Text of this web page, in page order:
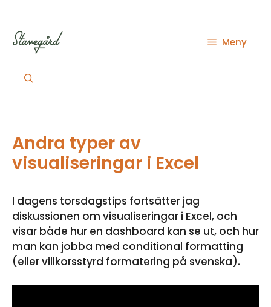
innehåll
Meny
Andra typer av
visualiseringar i Excel
I dagens torsdagstips fortsätter jag
diskussionen om visualiseringar i Excel, och
visar både hur en dashboard kan se ut, och hur
man kan jobba med conditional formatting
(eller villkorsstyrd formatering på svenska).